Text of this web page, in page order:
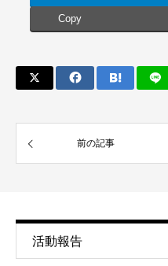
Copy
前の記事
活動報告